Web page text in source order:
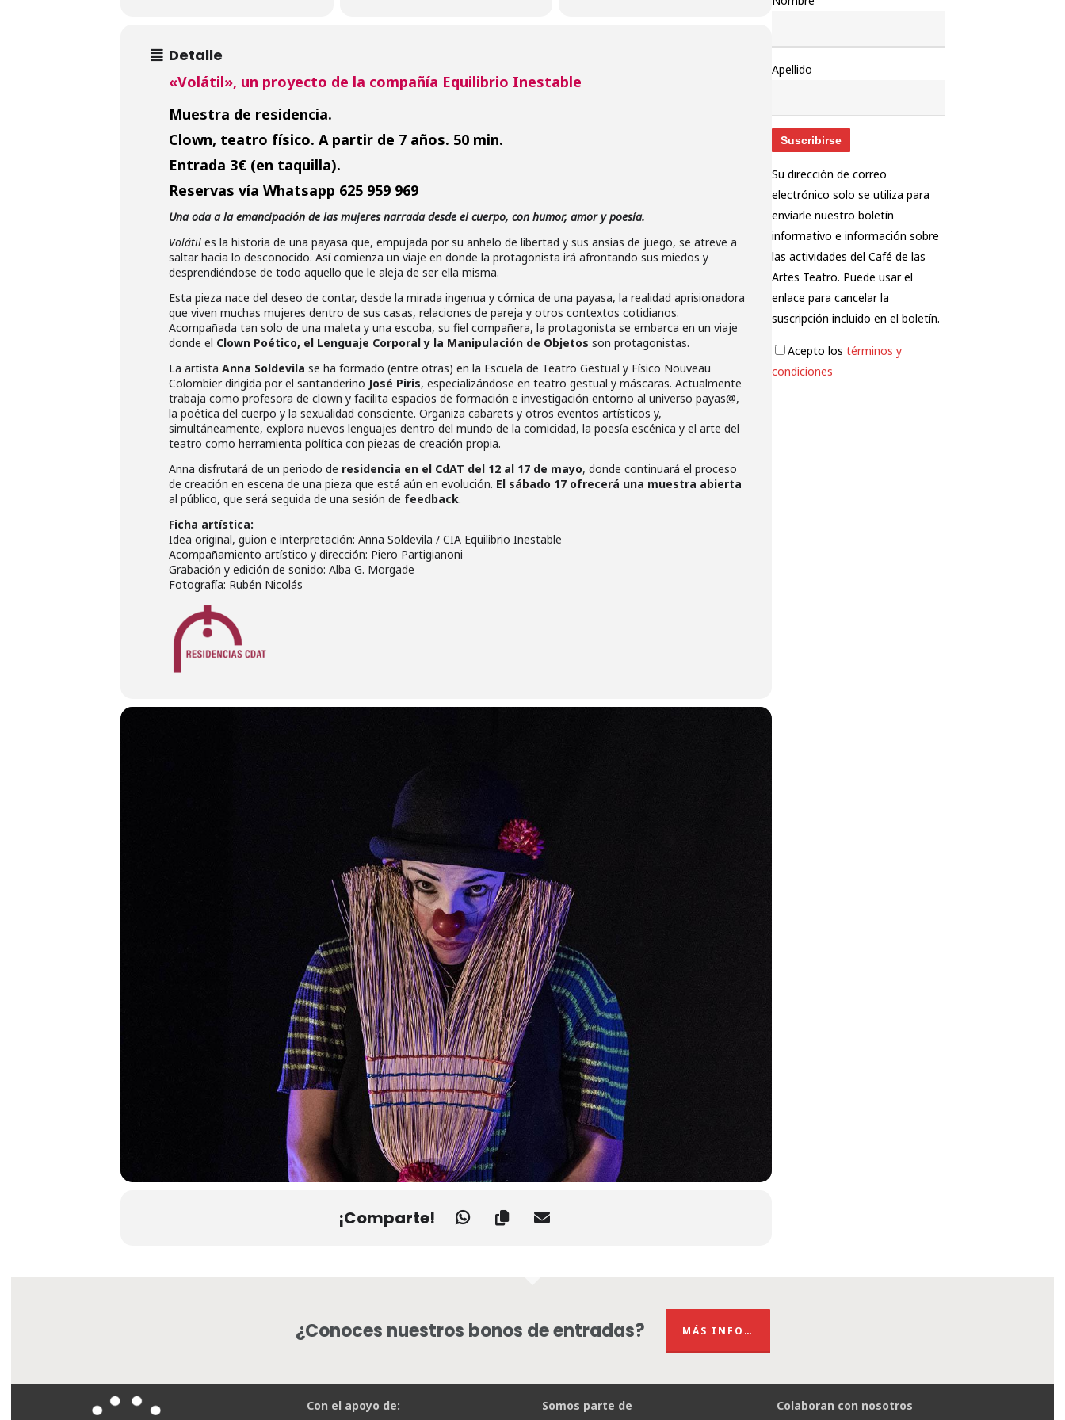
Detalle
«Volátil», un proyecto de la compañía Equilibrio Inestable
Muestra de residencia.
Clown, teatro físico. A partir de 7 años. 50 min.
Entrada 3€ (en taquilla).
Reservas vía Whatsapp 625 959 969
Una oda a la emancipación de las mujeres narrada desde el cuerpo, con humor, amor y poesía.
Volátil es la historia de una payasa que, empujada por su anhelo de libertad y sus ansias de juego, se atreve a
saltar hacia lo desconocido. Así comienza un viaje en donde la protagonista irá afrontando sus miedos y
desprendiéndose de todo aquello que le aleja de ser ella misma.
Esta pieza nace del deseo de contar, desde la mirada ingenua y cómica de una payasa, la realidad aprisionadora
que viven muchas mujeres dentro de sus casas, relaciones de pareja y otros contextos cotidianos.
Acompañada tan solo de una maleta y una escoba, su fiel compañera, la protagonista se embarca en un viaje
donde el Clown Poético, el Lenguaje Corporal y la Manipulación de Objetos son protagonistas.
La artista Anna Soldevila se ha formado (entre otras) en la Escuela de Teatro Gestual y Físico Nouveau
Colombier dirigida por el santanderino José Piris, especializándose en teatro gestual y máscaras. Actualmente
trabaja como profesora de clown y facilita espacios de formación e investigación entorno al universo payas@,
la poética del cuerpo y la sexualidad consciente. Organiza cabarets y otros eventos artísticos y,
simultáneamente, explora nuevos lenguajes dentro del mundo de la comicidad, la poesía escénica y el arte del
teatro como herramienta política con piezas de creación propia.
Anna disfrutará de un periodo de residencia en el CdAT del 12 al 17 de mayo, donde continuará el proceso
de creación en escena de una pieza que está aún en evolución. El sábado 17 ofrecerá una muestra abierta
al público, que será seguida de una sesión de feedback.
Ficha artística:
Idea original, guion e interpretación: Anna Soldevila / CIA Equilibrio Inestable
Acompañamiento artístico y dirección: Piero Partigianoni
Grabación y edición de sonido: Alba G. Morgade
Fotografía: Rubén Nicolás
¡Comparte!
Apellido
Su dirección de correo
electrónico solo se utiliza para
enviarle nuestro boletín
informativo e información sobre
las actividades del Café de las
Artes Teatro. Puede usar el
enlace para cancelar la
suscripción incluido en el boletín.
Acepto los términos y
condiciones
¿Conoces nuestros bonos de entradas? MÁS INFO…
Con el apoyo de: Somos parte de Colaboran con nosotros